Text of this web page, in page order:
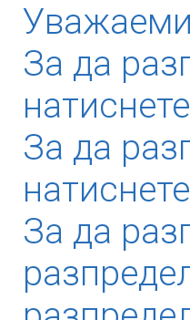
За да
За да
За да